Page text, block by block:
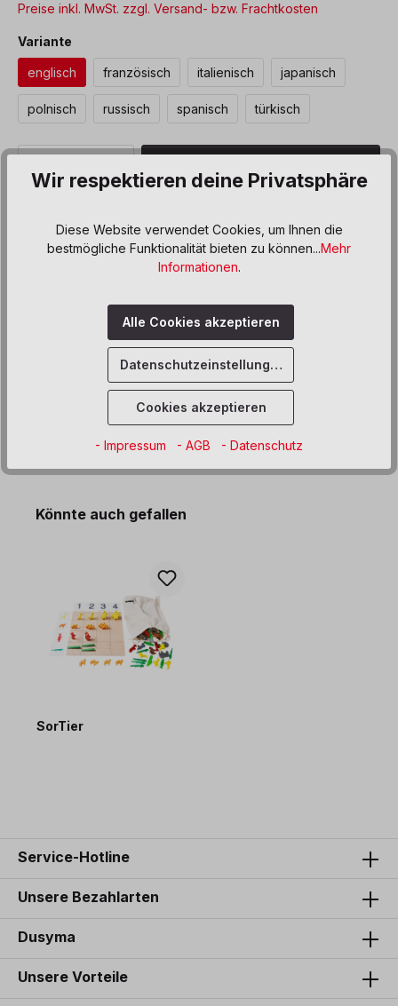
Preise inkl. MwSt. zzgl. Versand- bzw. Frachtkosten
Variante
englisch französisch italienisch japanisch
polnisch russisch spanisch türkisch
Produkt Anzahl: Gib den gewünschten
Zum Merkzettel hinzufügen
Informationen und Hinweise
Produktgalerie überspringen
Könnte auch gefallen
SorTier
Service-Hotline
Unsere Bezahlarten
Dusyma
Unsere Vorteile
Wir respektieren deine Privatsphäre
Diese Website verwendet Cookies, um Ihnen die
bestmögliche Funktionalität bieten zu können...Mehr
Informationen.
Alle Cookies akzeptieren
Datenschutzeinstellungen
Cookies akzeptieren
- Impressum - AGB - Datenschutz